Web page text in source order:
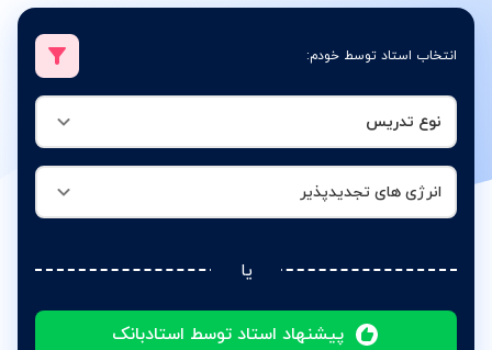
انتخاب استاد توسط خودم:
نوع تدریس
انرژی های تجدیدپذیر
یا
پیشنهاد استاد توسط استادبانک